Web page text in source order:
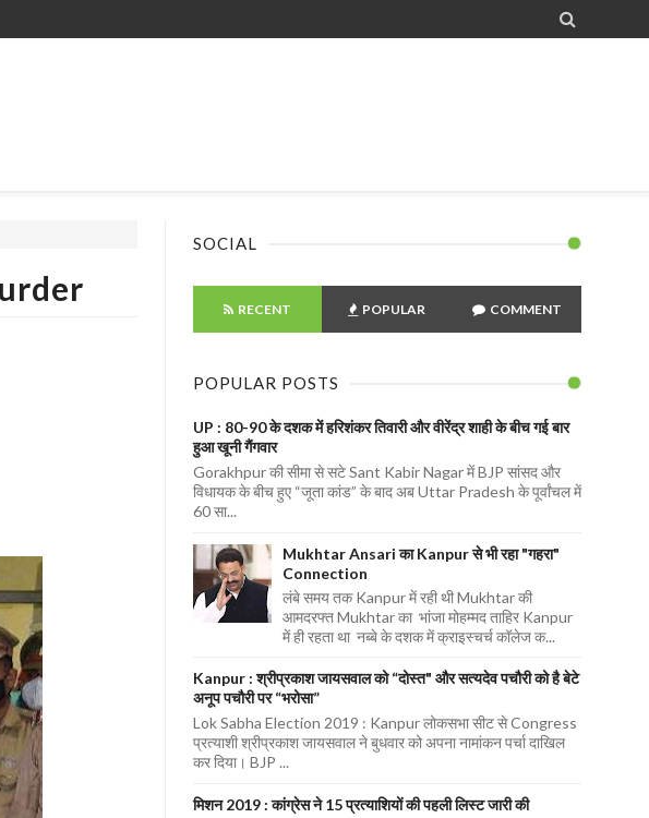

SOCIAL
RECENT POPULAR COMMENT
POPULAR POSTS
UP : 80-90 के दशक में हरिशंकर तिवारी और वीरेंद्र शाही के बीच गई बार
हुआ खूनी गैंगवार
Gorakhpur की सीमा से सटे Sant Kabir Nagar में BJP सांसद और
विधायक के बीच हुए “जूता कांड” के बाद अब Uttar Pradesh के पूर्वांचल में
60 सा...
Mukhtar Ansari का Kanpur से भी रहा "गहरा"
Connection
लंबे समय तक Kanpur में रही थी Mukhtar की
आमदरफ्त Mukhtar का भांजा मोहम्मद ताहिर Kanpur
में ही रहता था नब्बे के दशक में क्राइस्चर्च कॉलेज क...
Kanpur : श्रीप्रकाश जायसवाल को “दोस्त" और सत्यदेव पचौरी को है बेटे
अनूप पचौरी पर “भरोसा”
Lok Sabha Election 2019 : Kanpur लोकसभा सीट से Congress
प्रत्याशी श्रीप्रकाश जायसवाल ने बुधवार को अपना नामांकन पर्चा दाखिल
कर दिया। BJP ...
मिशन 2019 : कांग्रेस ने 15 प्रत्याशियों की पहली लिस्ट जारी की